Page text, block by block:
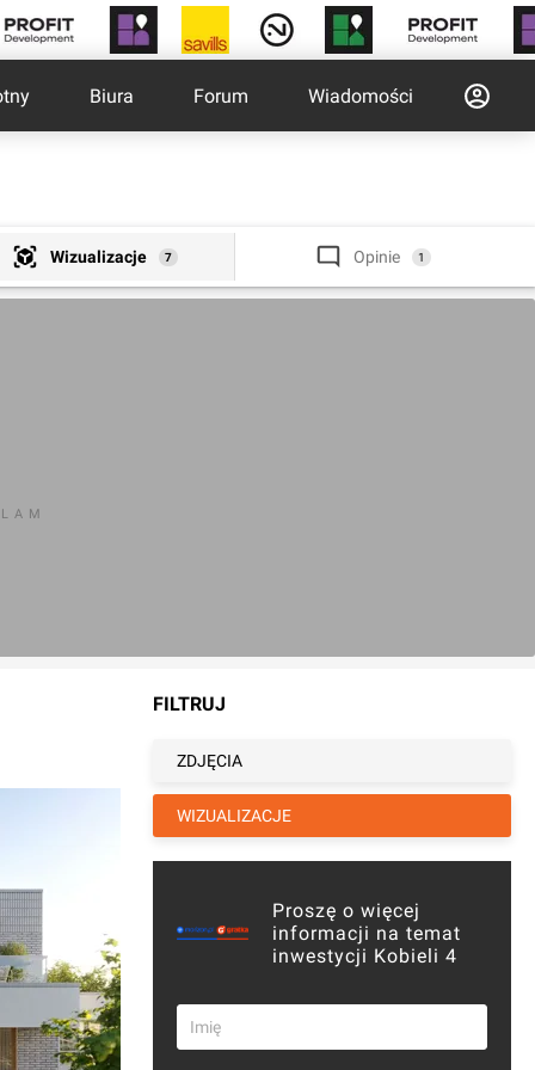
Biura Forum Wiadomości
Wizualizacje 7 Opinie 1
FILTRUJ
ZDJĘCIA
WIZUALIZACJE
Proszę o więcej
informacji na temat
inwestycji Kobieli 4